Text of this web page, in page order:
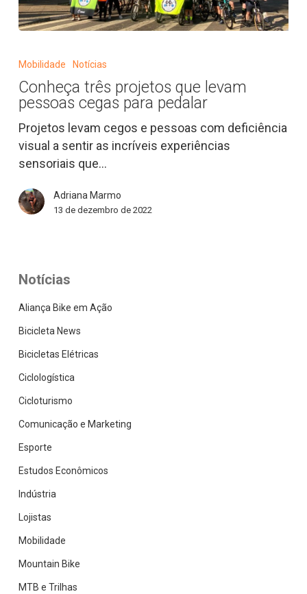
três
que
levam
pessoas
cegas
para
Mobilidade Notícias
Conheça três projetos que levam
pessoas cegas para pedalar
Projetos levam cegos e pessoas com deficiência
visual a sentir as incríveis experiências
sensoriais que…
Adriana Marmo
13 de dezembro de 2022
Notícias
Aliança Bike em Ação
Bicicleta News
Bicicletas Elétricas
Ciclologística
Cicloturismo
Comunicação e Marketing
Esporte
Estudos Econômicos
Indústria
Lojistas
Mobilidade
Mountain Bike
MTB e Trilhas